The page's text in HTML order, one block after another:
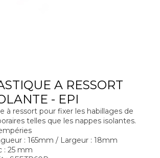
A RESSORT
- EPI
à ressort pour fixer les habillages de
telles que les nappes isolantes.
: 165mm / Largeur : 18mm
: 25 mm